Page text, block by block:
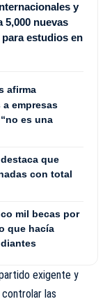
y
5,000 nuevas
estudios en
afirma
empresas
es una
que
con total
mil becas por
que hacía
exigente y
las